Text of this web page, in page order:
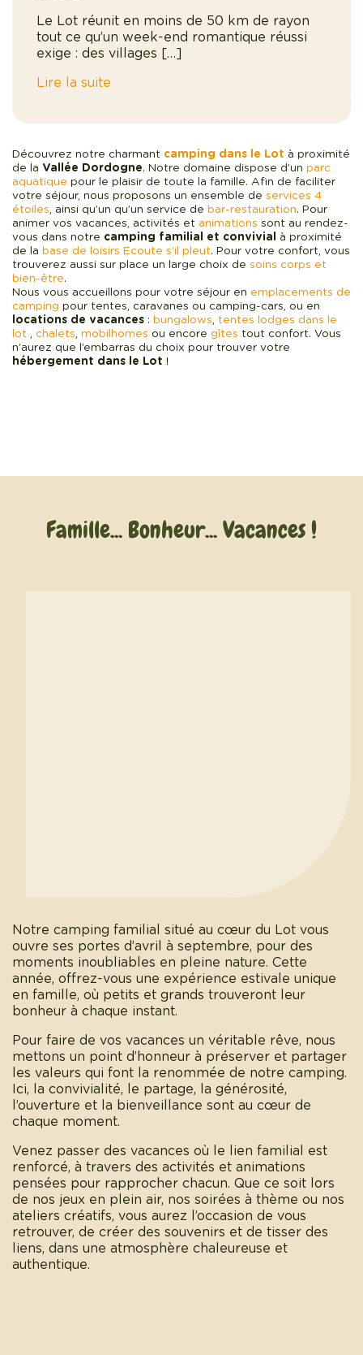
Le Lot réunit en moins de 50 km de rayon
tout ce qu’un week-end romantique réussi
exige : des villages […]
Lire la suite
Découvrez notre charmant camping dans le Lot à proximité
de la Vallée Dordogne. Notre domaine dispose d’un parc
aquatique pour le plaisir de toute la famille. Afin de faciliter
votre séjour, nous proposons un ensemble de services 4
étoiles, ainsi qu’un qu’un service de bar-restauration. Pour
animer vos vacances, activités et animations sont au rendez-
vous dans notre camping familial et convivial à proximité
de la base de loisirs Ecoute s’il pleut. Pour votre confort, vous
trouverez aussi sur place un large choix de soins corps et
bien-être.
Nous vous accueillons pour votre séjour en emplacements de
camping pour tentes, caravanes ou camping-cars, ou en
locations de vacances : bungalows, tentes lodges dans le
lot , chalets, mobilhomes ou encore gîtes tout confort. Vous
n’aurez que l’embarras du choix pour trouver votre
hébergement dans le Lot !
Famille... Bonheur... Vacances !
Notre camping familial situé au cœur du Lot vous
ouvre ses portes d’avril à septembre, pour des
moments inoubliables en pleine nature. Cette
année, offrez-vous une expérience estivale unique
en famille, où petits et grands trouveront leur
bonheur à chaque instant.
Pour faire de vos vacances un véritable rêve, nous
mettons un point d’honneur à préserver et partager
les valeurs qui font la renommée de notre camping.
Ici, la convivialité, le partage, la générosité,
l’ouverture et la bienveillance sont au cœur de
chaque moment.
Venez passer des vacances où le lien familial est
renforcé, à travers des activités et animations
pensées pour rapprocher chacun. Que ce soit lors
de nos jeux en plein air, nos soirées à thème ou nos
ateliers créatifs, vous aurez l’occasion de vous
retrouver, de créer des souvenirs et de tisser des
liens, dans une atmosphère chaleureuse et
authentique.